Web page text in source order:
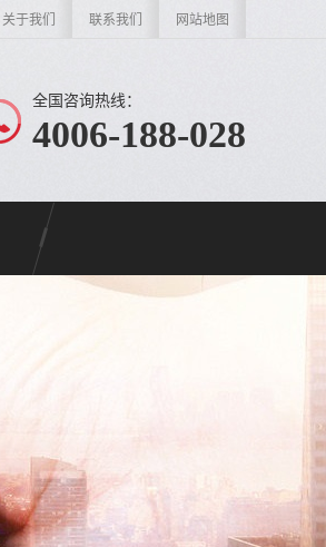
关于我们 联系我们 网站地图
全国咨询热线：
4006-188-028